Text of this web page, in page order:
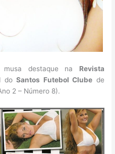
destaque na Revista
doSantos Futebol Clube de
2 – Número 8).